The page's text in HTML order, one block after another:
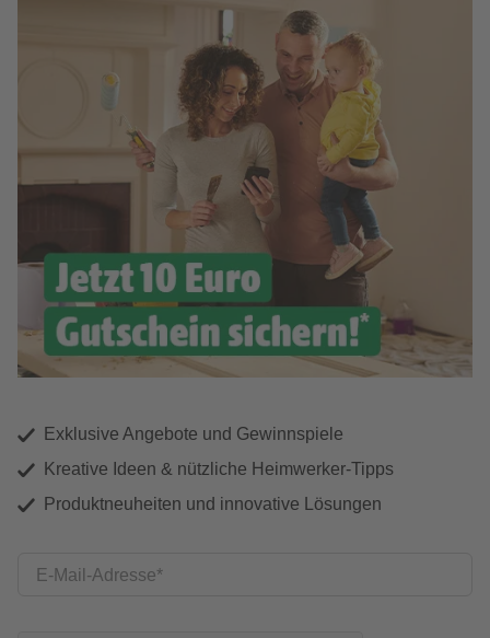
Exklusive Angebote und Gewinnspiele
Kreative Ideen & nützliche Heimwerker-Tipps
Produktneuheiten und innovative Lösungen
E-Mail-Adresse